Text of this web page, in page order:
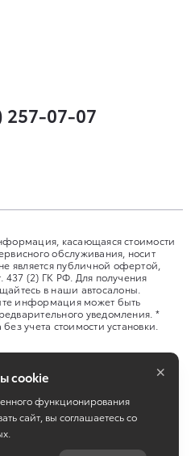
257-07-07
касающаяся стоимости
обслуживания, носит
является публичной офертой,
(2) ГК РФ. Для получения
в наши автосалоны.
информация может быть
уведомления. *
учета стоимости установки.
cookie
функционирования
сайт, вы соглашаетесь со
×